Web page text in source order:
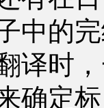
中的
译时
确定